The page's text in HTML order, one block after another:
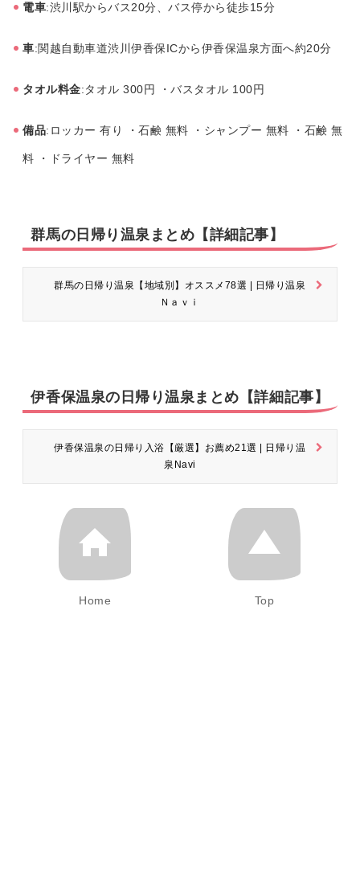
電車:渋川駅からバス20分、バス停から徒歩15分
車:関越自動車道渋川伊香保ICから伊香保温泉方面へ約20分
タオル料金:タオル 300円 ・バスタオル 100円
備品:ロッカー 有り ・石鹸 無料 ・シャンプー 無料 ・石鹸 無
料 ・ドライヤー 無料
群馬の日帰り温泉まとめ【詳細記事】
群馬の日帰り温泉【地域別】オススメ78選 | 日帰り温泉
Ｎａｖｉ
伊香保温泉の日帰り温泉まとめ【詳細記事】
伊香保温泉の日帰り入浴【厳選】お薦め21選 | 日帰り温
泉Navi
Home Top